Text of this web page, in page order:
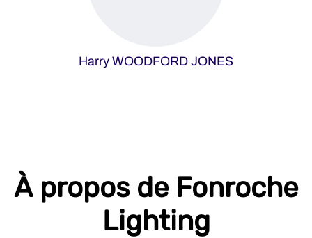
Harry WOODFORD JONES
À propos de Fonroche
Lighting